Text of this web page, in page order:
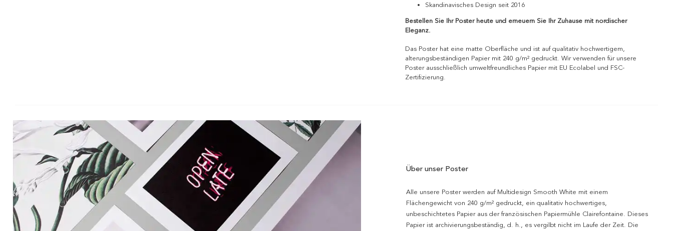
Skandinavisches Design seit 2016
Bestellen Sie Ihr Poster heute und erneuern Sie Ihr Zuhause mit nordischer
Eleganz.
Das Poster hat eine matte Oberfläche und ist auf qualitativ hochwertigem,
alterungsbeständigen Papier mit 240 g/m² gedruckt. Wir verwenden für unsere
Poster ausschließlich umweltfreundliches Papier mit EU Ecolabel und FSC-
Zertifizierung.
Über unser Poster
Alle unsere Poster werden auf Multidesign Smooth White mit einem
Flächengewicht von 240 g/m² gedruckt, ein qualitativ hochwertiges,
unbeschichtetes Papier aus der französischen Papiermühle Clairefontaine. Dieses
Papier ist archivierungsbeständig, d. h., es vergilbt nicht im Laufe der Zeit. Die